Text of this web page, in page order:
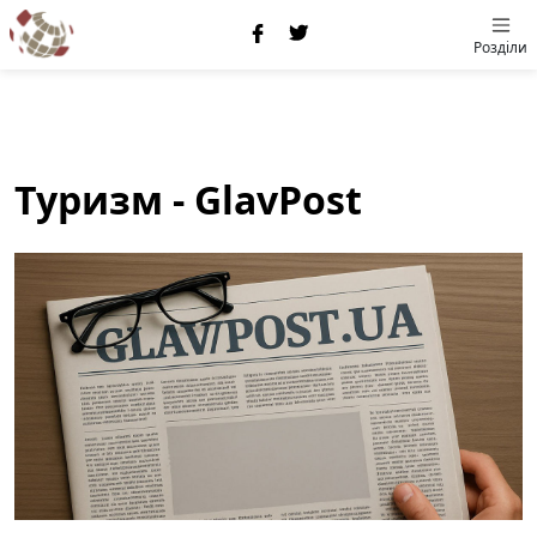
Розділи
Туризм - GlavPost